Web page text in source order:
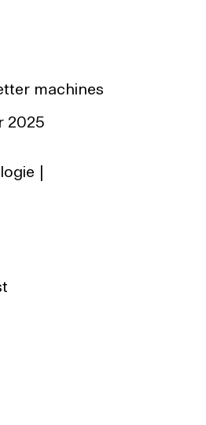
machines
2025
|